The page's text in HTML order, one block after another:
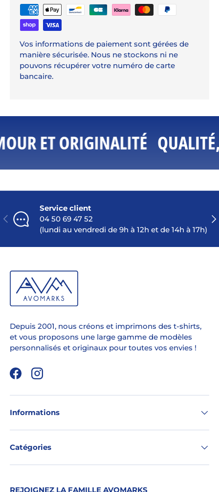
Vos informations de paiement sont gérées de
manière sécurisée. Nous ne stockons ni ne
pouvons récupérer votre numéro de carte
bancaire.
ET ORIGINALITÉ
PRÉCÉDENT
Service client
04 50 69 47 52
(lundi au vendredi de 9h à 12h et de 14h à 17h)
Depuis 2001, nous créons et imprimons des t-shirts,
et vous proposons une large gamme de modèles
personnalisés et originaux pour toutes vos envies !
FacebookInstagram
Informations
Catégories
REJOIGNEZ LA FAMILLE AVOMARKS